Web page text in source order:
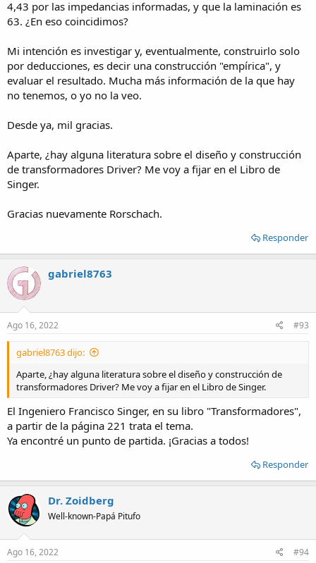
En definitiva quieres usar arbitrariamente un núcleo de 0,4 cm2,
donde en realidad se necesitan 1,48 cm2
una sección de 1,48 cm2, y no para una sección de 0,4 cm2.
Saludos
4,43 por las impedancias informadas, y que la laminación es
63. ¿En eso coincidimos?
Mi intención es investigar y, eventualmente, construirlo solo
por deducciones, es decir una construcción "empírica", y
evaluar el resultado. Mucha más información de la que hay
no tenemos, o yo no la veo.
Desde ya, mil gracias.
Aparte, ¿hay alguna literatura sobre el diseño y construcción
de transformadores Driver? Me voy a fijar en el Libro de
Singer.
Gracias nuevamente Rorschach.
Responder
gabriel8763
Ago 16, 2022 #93
gabriel8763 dijo:
Aparte, ¿hay alguna literatura sobre el diseño y construcción de
transformadores Driver? Me voy a fijar en el Libro de Singer.
El Ingeniero Francisco Singer, en su libro "Transformadores",
a partir de la página 221 trata el tema.
Ya encontré un punto de partida. ¡Gracias a todos!
Responder
Dr. Zoidberg
Well-known-Papá Pitufo
Ago 16, 2022 #94